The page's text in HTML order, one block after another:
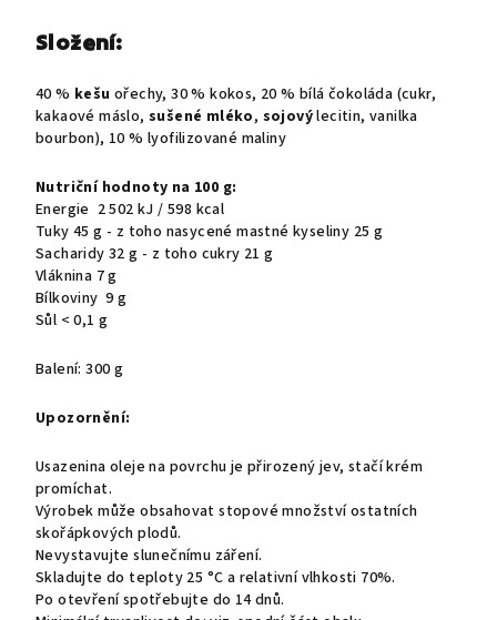
Složení:
40 % kešu ořechy, 30 % kokos, 20 % bílá čokoláda (cukr,
kakaové máslo,sušené mléko, sojovýlecitin, vanilka
bourbon), 10 % lyofilizované maliny
Nutriční hodnoty na 100 g:
Energie 2 502 kJ / 598 kcal
Tuky 45 g - z toho nasycené mastné kyseliny 25 g
Sacharidy 32 g - z toho cukry 21 g
Vláknina 7 g
Bílkoviny 9 g
Sůl < 0,1 g
Balení: 300 g
Upozornění:
Usazenina oleje na povrchu je přirozený jev, stačí krém
promíchat.
Výrobek může obsahovat stopové množství ostatních
skořápkových plodů.
Nevystavujte slunečnímu záření.
Skladujte do teploty 25 °C a relativní vlhkosti 70%.
Po otevření spotřebujte do 14 dnů.